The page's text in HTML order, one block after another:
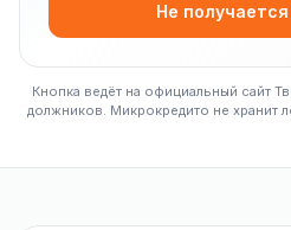
Не
Кнопка ведёт на официальный сайт
должников. Микрокредито не хранит